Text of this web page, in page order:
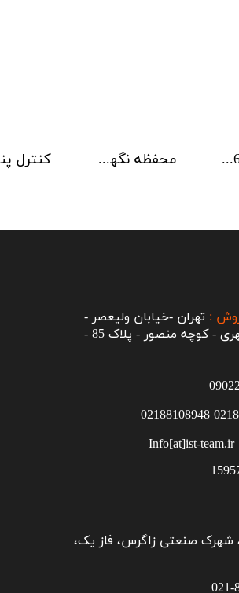
محفظه نگهداری کارت های ماژول Kentec کارت آژیر 6 کاناله Kentec
0
02188108948
Info[at]ist-team.ir
: تهران -خیابان ولیعصر -
ابتدای خیابان مطهری - کوچه منصور - پلاک 85 -
شهرک صنعتی زاگرس، فاز یک،